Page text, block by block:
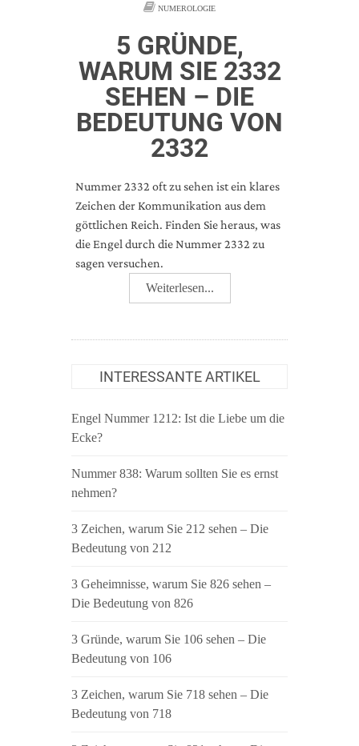
NUMEROLOGIE
5 GRÜNDE,
WARUM SIE 2332
SEHEN – DIE
BEDEUTUNG VON
2332
Nummer 2332 oft zu sehen ist ein klares
Zeichen der Kommunikation aus dem
göttlichen Reich. Finden Sie heraus, was
die Engel durch die Nummer 2332 zu
sagen versuchen.
Weiterlesen...
INTERESSANTE ARTIKEL
Engel Nummer 1212: Ist die Liebe um die
Ecke?
Nummer 838: Warum sollten Sie es ernst
nehmen?
3 Zeichen, warum Sie 212 sehen – Die
Bedeutung von 212
3 Geheimnisse, warum Sie 826 sehen –
Die Bedeutung von 826
3 Gründe, warum Sie 106 sehen – Die
Bedeutung von 106
3 Zeichen, warum Sie 718 sehen – Die
Bedeutung von 718